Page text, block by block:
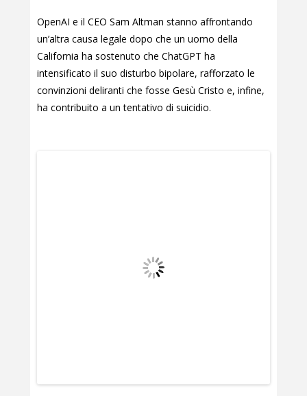
OpenAI e il CEO Sam Altman stanno affrontando
un’altra causa legale dopo che un uomo della
California ha sostenuto che ChatGPT ha
intensificato il suo disturbo bipolare, rafforzato le
convinzioni deliranti che fosse Gesù Cristo e, infine,
ha contribuito a un tentativo di suicidio.